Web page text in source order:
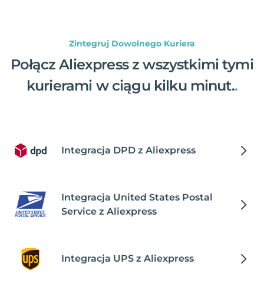
Zintegruj Dowolnego Kuriera
Połącz Aliexpress z wszystkimi tymi
kurierami w ciągu kilku minut..
Integracja DPD z Aliexpress
Integracja United States Postal
Service z Aliexpress
Integracja UPS z Aliexpress